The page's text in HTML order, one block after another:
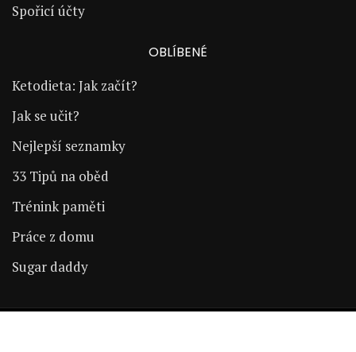
Spořicí účty
OBLÍBENÉ
Ketodieta: Jak začít?
Jak se učit?
Nejlepší seznamky
33 Tipů na oběd
Trénink paměti
Práce z domu
Sugar daddy